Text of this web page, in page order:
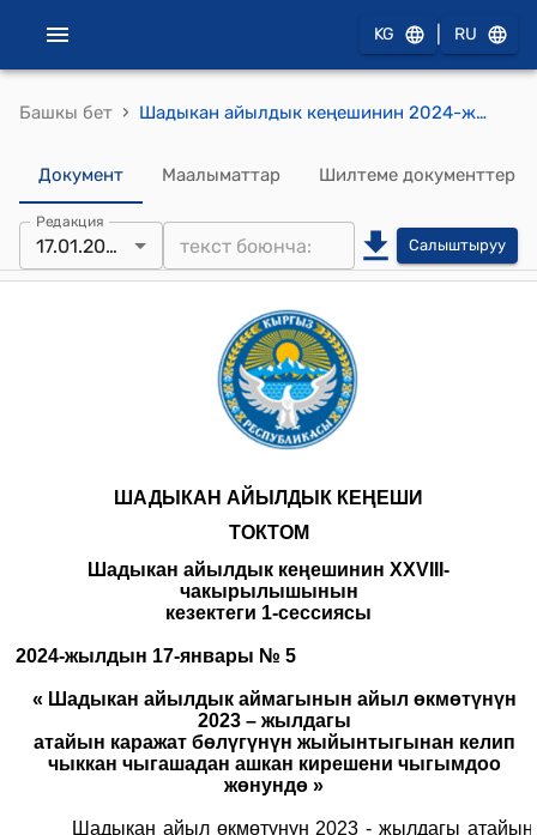
KG RU
Башкы бет › Шадыкан айылдык кеңешинин 2024-жылдын 17-январындагы № 5 "Шадыкан айылдык аймагынын айыл өкмөтүнүн 2023 – жылдагы атайын каражат бөлүгүнүн жыйынтыгынан келип чыккан чыгашадан ашкан кирешени чыгымдоо жөнундө" токтому
Документ Маалыматтар Шилтеме документтер
Редакция
17.01.2024 Салыштыруу